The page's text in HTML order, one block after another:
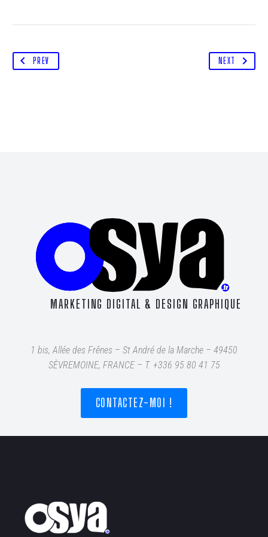
PREV NEXT
MARKETING DIGITAL & DESIGN GRAPHIQUE
1 bis, Allée des Frênes – St André de la Marche – 49450
SÈVREMOINE, FRANCE – T. +336 95 80 41 75
CONTACTEZ-MOI !